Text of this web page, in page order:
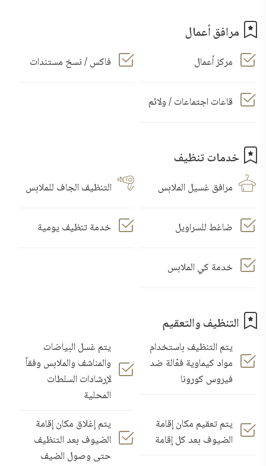
مرافق أعمال
مركز أعمال فاكس / نسخ مستندات
قاعات اجتماعات / ولائم
خدمات تنظيف
مرافق غسيل الملابس التنظيف الجاف للملابس
ضاغط للسراويل خدمة تنظيف يومية
خدمة كي الملابس
التنظيف والتعقيم
يتم التنظيف باستخدام
مواد كيماوية فعّالة ضد
فيروس كورونا
يتم غسل البياضات
والمناشف والملابس وفقاً
لإرشادات السلطات
المحلية
يتم تعقيم مكان إقامة
الضيوف بعد كل إقامة
يتم إغلاق مكان إقامة
الضيوف بعد التنظيف
حتى وصول الضيف